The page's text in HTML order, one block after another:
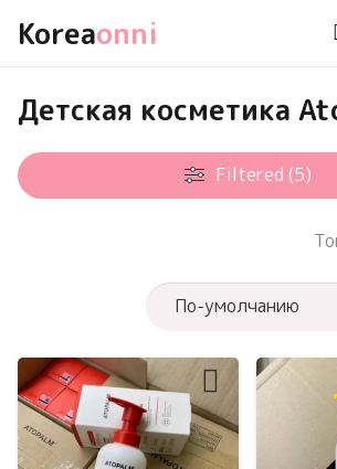
Koreaonni
Детская косметика
Filtered (5)